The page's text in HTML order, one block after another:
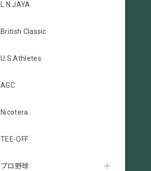
L.N.JAYA
British Classic
U.S.Athletes
AGC
Nicotera
TEE-OFF
プロ野球